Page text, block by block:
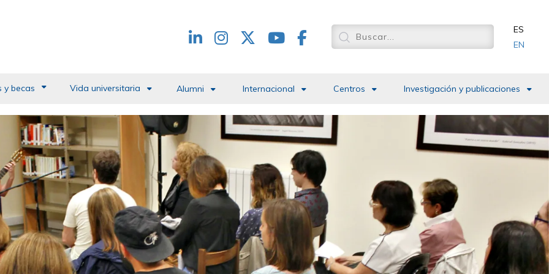
Redes
ES
EN
y becas Vida universitaria Alumni Internacional Centros Investigación y publicaciones